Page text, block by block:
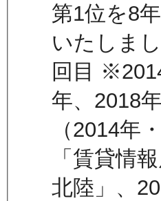
第1位を8
いたしま
回目
年、2018
（2014年
「賃貸情
北陸」、